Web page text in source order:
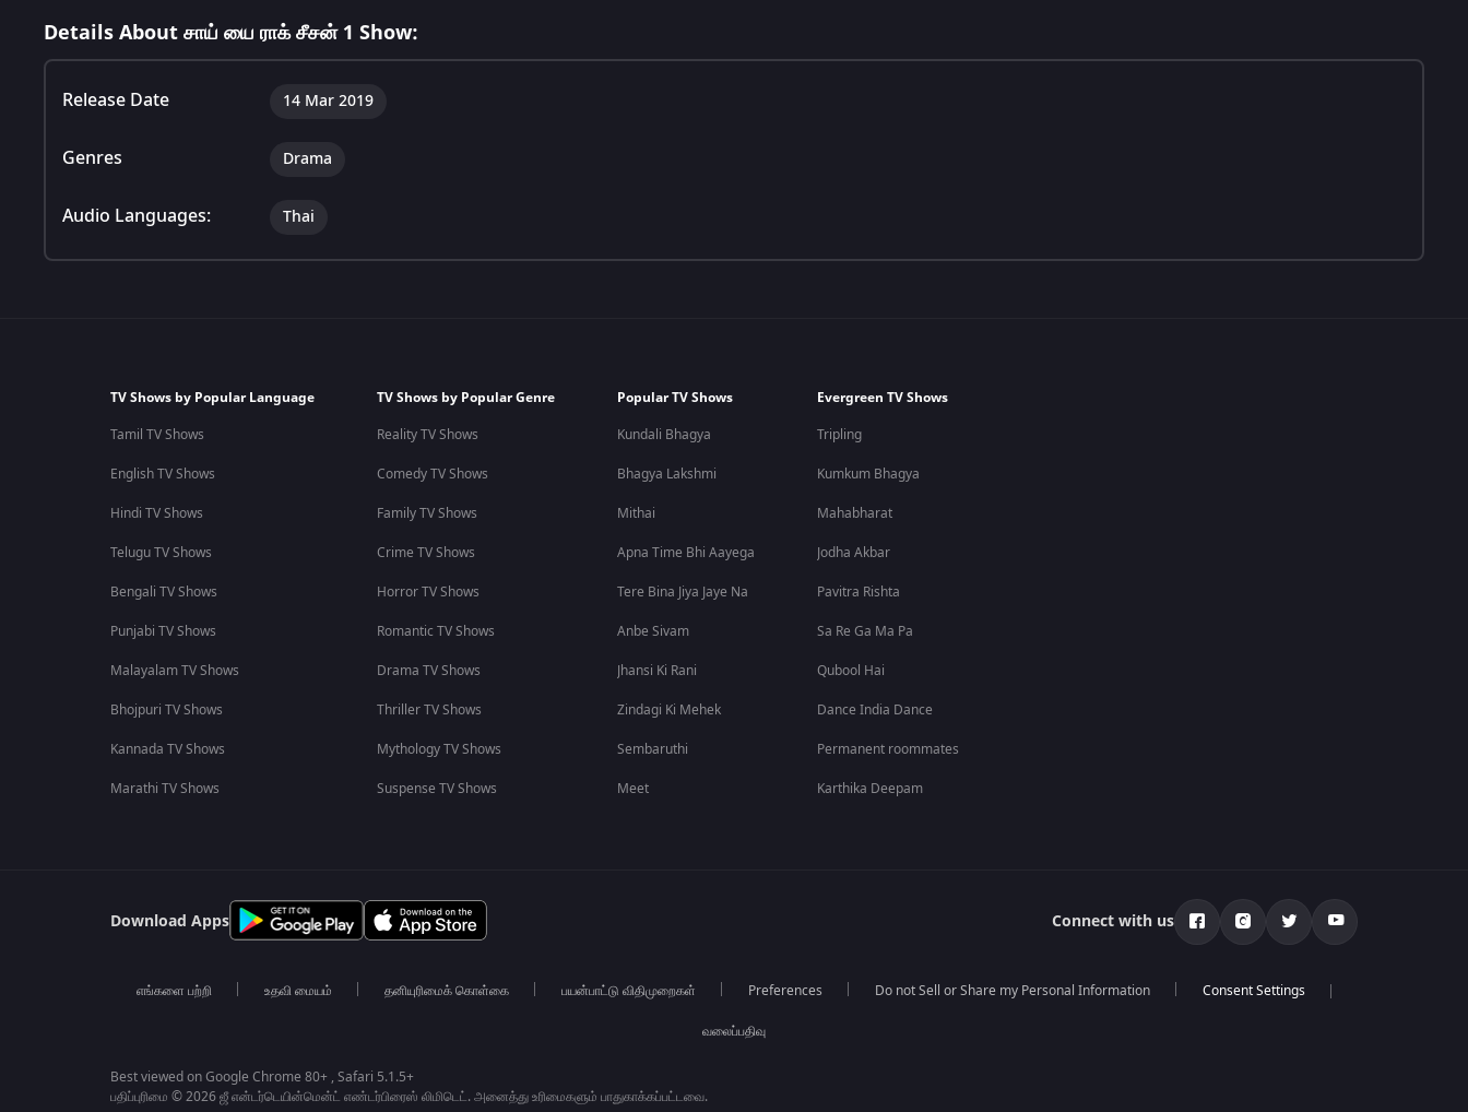
Details About சாய் யை ராக் சீசன் 1 Show:
Release Date 14 Mar 2019
Genres Drama
Audio Languages: Thai
TV Shows by Popular Language
Tamil TV Shows
English TV Shows
Hindi TV Shows
Telugu TV Shows
Bengali TV Shows
Punjabi TV Shows
Malayalam TV Shows
Bhojpuri TV Shows
Kannada TV Shows
Marathi TV Shows
TV Shows by Popular Genre
Reality TV Shows
Comedy TV Shows
Family TV Shows
Crime TV Shows
Horror TV Shows
Romantic TV Shows
Drama TV Shows
Thriller TV Shows
Mythology TV Shows
Suspense TV Shows
Popular TV Shows
Kundali Bhagya
Bhagya Lakshmi
Mithai
Apna Time Bhi Aayega
Tere Bina Jiya Jaye Na
Anbe Sivam
Jhansi Ki Rani
Zindagi Ki Mehek
Sembaruthi
Meet
Evergreen TV Shows
Tripling
Kumkum Bhagya
Mahabharat
Jodha Akbar
Pavitra Rishta
Sa Re Ga Ma Pa
Qubool Hai
Dance India Dance
Permanent roommates
Karthika Deepam
Download Apps Connect with us
எங்களை பற்றி உதவி மையம் தனியுரிமைக் கொள்கை பயன்பாட்டு விதிமுறைகள் Preferences Do not Sell or Share my Personal Information
வலைப்பதிவு
Best viewed on Google Chrome 80+ , Safari 5.1.5+
பதிப்புரிமை © 2026 ஜீ என்டர்டெயின்மென்ட் எண்டர்பிரைஸ் லிமிடெட். அனைத்து உரிமைகளும் பாதுகாக்கப்பட்டவை.